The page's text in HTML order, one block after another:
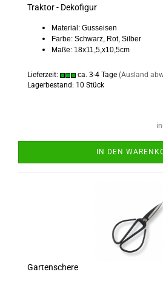
Traktor - Dekofigur
Material: Gusseisen
Farbe: Schwarz, Rot, Silber
Maße: 18x11,5,x10,5cm
Lieferzeit: ca. 3-4 Tage (Ausland
Lagerbestand: 10 Stück
IN DEN
Gartenschere